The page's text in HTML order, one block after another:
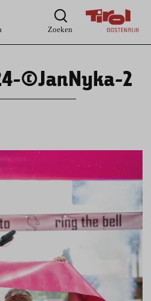
Hauptnavigation
Inhaltsbereich
Zoeken
©JanNyka-2